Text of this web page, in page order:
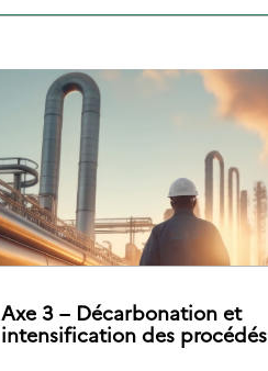
Axe 3 – Décarbonation et
intensification des procédés